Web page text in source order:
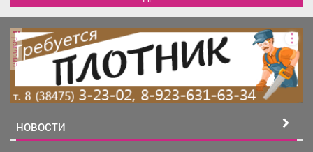
реклама
НОВОСТИ